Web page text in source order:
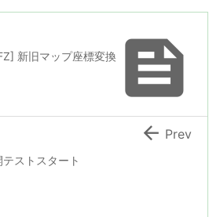

新旧マップ座標変換
ストスタート
 Prev